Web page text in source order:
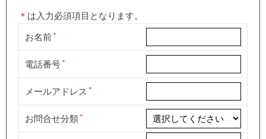
＊ は入力必須項目となります。
お名前
電話番号
メールアドレス
お問合せ分類